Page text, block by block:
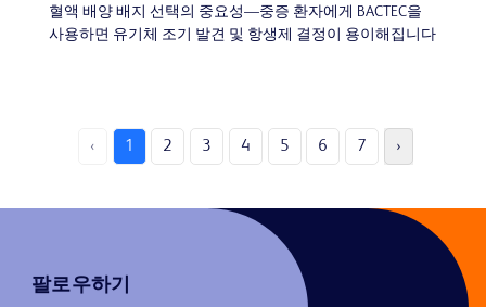
혈액 배양 배지 선택의 중요성—중증 환자에게 BACTEC을
사용하면 유기체 조기 발견 및 항생제 결정이 용이해집니다
‹ 1 2 3 4 5 6 7 ›
팔로우하기